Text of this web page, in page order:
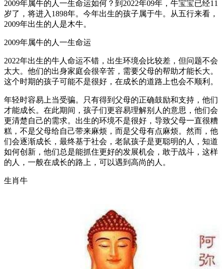
2009年属牛的人一生命运如何？到2022年09年，牛宝宝已经11
岁了，将进入1898年。今年出生的孩子属于牛。从五行来看，
2009年出生的人是木牛。
2009年属牛的人一生命运
2022年出生的牛人命运不错，出生环境会比较差，但问题不会
太大。他们的出身家庭会很辛苦，需要父母的帮助才能长大。
这个时期的孩子可能不是很好，在成长的道路上也会不顺利。
年轻时容易上当受骗。只有得到父母的正确鼓励和支持，他们
才能成长。在此期间，孩子们更容易理解别人的意思，他们会
更清楚自己的需求。出生的环境不是很好，导致父母一直很糟
糕，不是父母给自己带来麻烦，而是父母有点麻烦。然而，他
们会逐渐成长，最终基于社会，老鼠孩子是更聪明的人，知道
如何创新，他们总是能抓住更好的发展机会，敢于战斗，这样
的人，一般在成长的路上，可以遇到高尚的人。
生肖牛